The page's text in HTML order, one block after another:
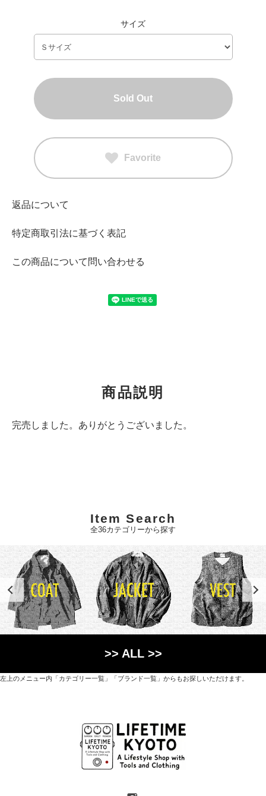
サイズ
Sold Out
Favorite
返品について
特定商取引法に基づく表記
この商品について問い合わせる
商品説明
完売しました。ありがとうございました。
Item Search
全36カテゴリーから探す
>> ALL >>
左上のメニュー内「カテゴリー一覧」「ブランド一覧」からもお探しいただけます。
オリジナルを含むファッションアイテムが中心の
京都・紫野にあるライフスタイルショップです。
京都府京都市北区紫野上築山町21（1階と2階）